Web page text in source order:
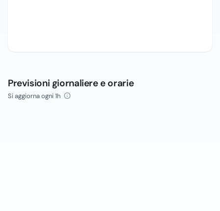
Previsioni giornaliere e orarie
Si aggiorna ogni 1h